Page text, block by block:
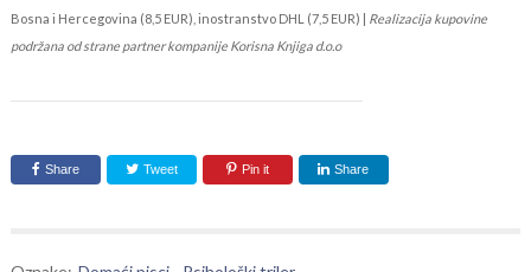
Bosna i Hercegovina (8,5 EUR), inostranstvo DHL (7,5 EUR) | Realizacija kupovine
podržana od strane partner kompanije Korisna Knjiga d.o.o
Share Tweet Pin it Share